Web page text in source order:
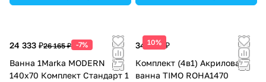
24 333 ₽26 165 ₽ -7%
Ванна 1Marka MODERN
140х70 Комплект Стандарт 1
10%
34 700 ₽
Комплект (4в1) Акриловая
ванна TIMO ROHA1470